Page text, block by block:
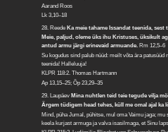
Aarand Roos
Lk 3,10–18
28. Reede Ka meie tahame Issandat teenida, sest
Meie, paljud, oleme üks ihu Kristuses, üksikult
antud armu järgi erinevaid armuande. Rm 12,5–6
Su kogudus sind palub nüüd: meilt võta ära patusüüd
teenida! Halleluuja!
KLPR 118:2. Thomas Hartmann
Ap 13,15–25; Õp 23,29–35
29. Laupäev Mina nuhtlen teid teie tegude vilja
Ärgem tüdigem head tehes, küll me omal ajal ka
Mind, püha Jumal, pühitse, mul oma Vaimu jaga; mu
keela kurjast armuga ja valva isasilmaga, et Sinu